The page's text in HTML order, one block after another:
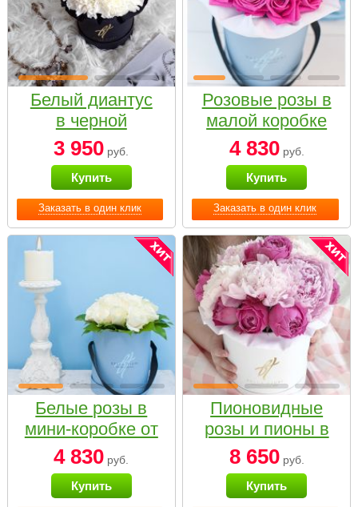
Заказать в один клик
Белый диантус
в черной
коробке Small
3 950 руб.
Купить
Заказать в один клик
Розовые розы в
малой коробке
4 830руб.
Купить
Белые розы в
мини-коробке от
Bella Fiori
4 830 руб.
Купить
Пионовидные
розы и пионы в
белой коробке
Small
8 650руб.
Купить